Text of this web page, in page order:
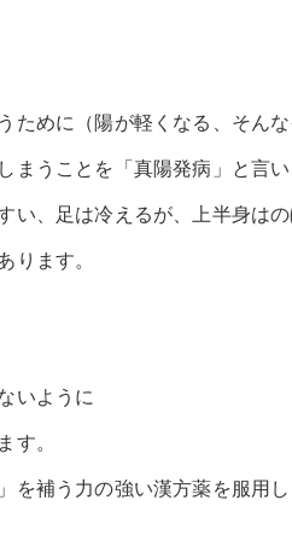
ために（陽が軽くなる、そんな
まうことを「真陽発病」と言い
い、足は冷えるが、上半身は
ます。
いように
。
補う力の強い漢方薬を服用し